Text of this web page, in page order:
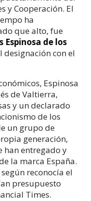
y Cooperación. El
ha
que alto, fue
Espinosa de los
con el
Espinosa
de Valtierra,
y un declarado
de los
un grupo de
generación,
han entregado y
la marca España.
reconocía el
presupuesto
Times.